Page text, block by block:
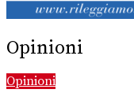
Opinioni
Opinioni